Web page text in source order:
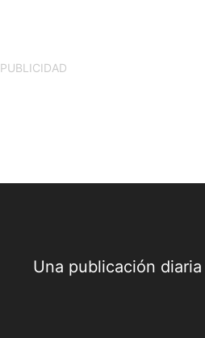
PUBLICIDAD
Una publicación